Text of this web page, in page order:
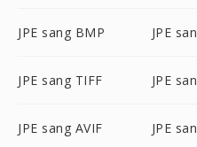
JPE sang BMP JPE
JPE sang TIFF JPE
JPE sang AVIF JPE